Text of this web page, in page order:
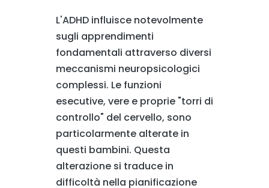
L'ADHD influisce notevolmente
sugli apprendimenti
fondamentali attraverso diversi
meccanismi neuropsicologici
complessi. Le funzioni
esecutive, vere e proprie "torri di
controllo" del cervello, sono
particolarmente alterate in
questi bambini. Questa
alterazione si traduce in
difficoltà nella pianificazione